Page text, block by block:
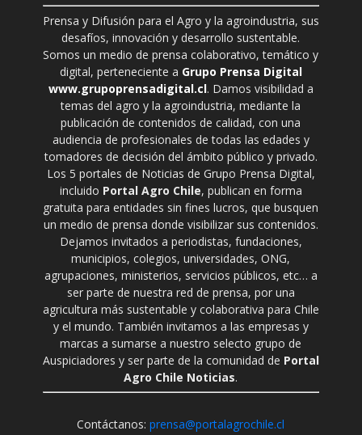
Prensa y Difusión para el Agro y la agroindustria, sus
desafíos, innovación y desarrollo sustentable.
Somos un medio de prensa colaborativo, temático y
digital, perteneciente a Grupo Prensa Digital
www.grupoprensadigital.cl. Damos visibilidad a
temas del agro y la agroindustria, mediante la
publicación de contenidos de calidad, con una
audiencia de profesionales de todas las edades y
tomadores de decisión del ámbito público y privado.
Los 5 portales de Noticias de Grupo Prensa Digital,
incluido Portal Agro Chile, publican en forma
gratuita para entidades sin fines lucros, que busquen
un medio de prensa donde visibilizar sus contenidos.
Dejamos invitados a periodistas, fundaciones,
municipios, colegios, universidades, ONG,
agrupaciones, ministerios, servicios públicos, etc… a
ser parte de nuestra red de prensa, por una
agricultura más sustentable y colaborativa para Chile
y el mundo. También invitamos a las empresas y
marcas a sumarse a nuestro selecto grupo de
Auspiciadores y ser parte de la comunidad de Portal
Agro Chile Noticias.
Contáctanos:prensa@portalagrochile.cl